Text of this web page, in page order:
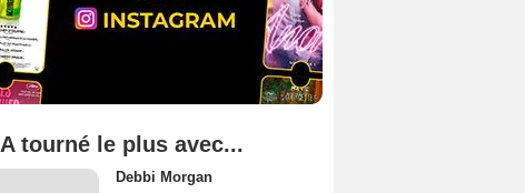
A tourné le plus avec...
Debbi Morgan